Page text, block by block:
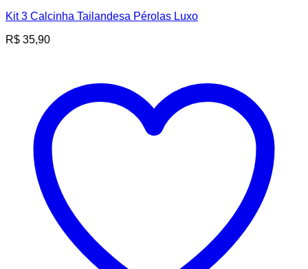
Kit 3 Calcinha Tailandesa Pérolas Luxo
R$ 35,90